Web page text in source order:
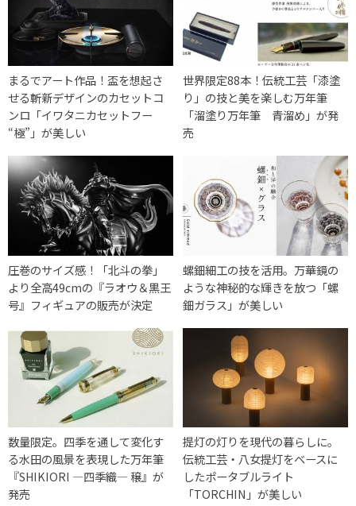
まるでアート作品！盃を想起さ
せる斬新デザインのカセットコ
ンロ「イワタニカセットフー
“極”」が美しい
世界限定88本！伝統工芸「漆塗
り」の技と美を楽しむ万年筆
「溜塗り万年筆 青溜め」が発
売
圧巻のサイズ感！「北斗の拳」
より全高49cmの『ラオウ＆黒王
号』フィギュアの販売が決定
螺鈿細工の技を活用。万華鏡の
ような神秘的な輝きを放つ「螺
鈿ガラス」が美しい
数量限定。四季を通して変化す
る水田の風景を表現した万年筆
『SHIKIORI ―四季織― 穣』が
発売
提灯の灯りを現代の暮らしに。
伝統工芸・八女提灯をベースに
したポータブルライト
「TORCHIN」が美しい